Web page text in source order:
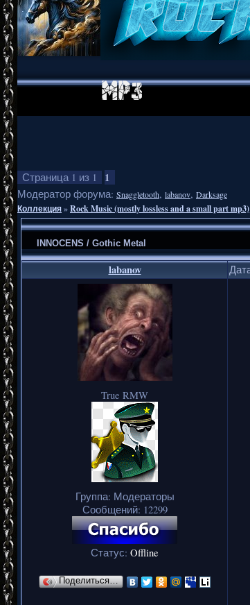
Страница 1 из 1 1
Модератор форума: Snaggletooth, labanov, Darksage
Коллекция»Rock Music (mostly lossless and a small part mp3)
INNOCENS / Gothic Metal
labanov
True RMW
Группа: Модераторы
Сообщений: 12299
Статус: Offline
Поделиться…